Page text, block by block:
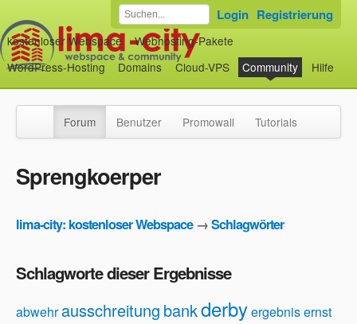
kostenloser Webspace
Webhosting-Pakete
WordPress-Hosting
Domains Cloud-VPS Community Hilfe
Login Registrierung
Forum Benutzer Promowall Tutorials
Sprengkoerper
lima-city: kostenloser Webspace→Schlagwörter
Schlagworte dieser Ergebnisse
abwehr ausschreitung bankderbyergebnisernst